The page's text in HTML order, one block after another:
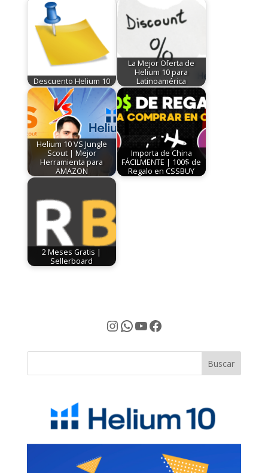
Descuento Helium 10
La Mejor Oferta de
Helium 10 para
Latinoamérica
Helium 10 VS Jungle
Scout | Mejor
Herramienta para
AMAZON
Importa de China
FÁCILMENTE | 100$ de
Regalo en CSSBUY
2 Meses Gratis |
Sellerboard
Instagram
WhatsApp
YouTube
Facebook
Buscar